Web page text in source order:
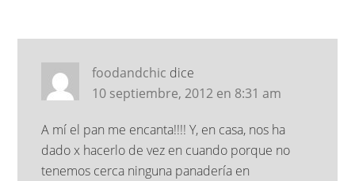
foodandchic dice
10 septiembre, 2012 en 8:31 am
A mí el pan me encanta!!!! Y, en casa, nos ha
dado x hacerlo de vez en cuando porque no
tenemos cerca ninguna panadería en